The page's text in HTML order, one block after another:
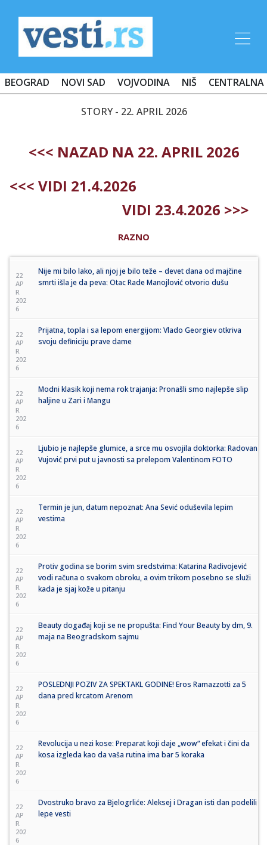
BEOGRAD NOVI SAD VOJVODINA NIŠ CENTRALNA
STORY - 22. APRIL 2026
<<< NAZAD NA 22. APRIL 2026
<<< VIDI 21.4.2026
VIDI 23.4.2026 >>>
RAZNO
22
AP
R
202
6
Nije mi bilo lako, ali njoj je bilo teže – devet dana od majčine
smrti išla je da peva: Otac Rade Manojlović otvorio dušu
22
AP
R
202
6
Prijatna, topla i sa lepom energijom: Vlado Georgiev otkriva
svoju definiciju prave dame
22
AP
R
202
6
Modni klasik koji nema rok trajanja: Pronašli smo najlepše slip
haljine u Zari i Mangu
22
AP
R
202
6
Ljubio je najlepše glumice, a srce mu osvojila doktorka: Radovan
Vujović prvi put u javnosti sa prelepom Valentinom FOTO
22
AP
R
202
6
Termin je jun, datum nepoznat: Ana Sević oduševila lepim
vestima
22
AP
R
202
6
Protiv godina se borim svim sredstvima: Katarina Radivojević
vodi računa o svakom obroku, a ovim trikom posebno se služi
kada je sjaj kože u pitanju
22
AP
R
202
6
Beauty događaj koji se ne propušta: Find Your Beauty by dm, 9.
maja na Beogradskom sajmu
22
AP
R
202
6
POSLEDNJI POZIV ZA SPEKTAKL GODINE! Eros Ramazzotti za 5
dana pred krcatom Arenom
22
AP
R
202
6
Revolucija u nezi kose: Preparat koji daje „wow“ efekat i čini da
kosa izgleda kao da vaša rutina ima bar 5 koraka
22
AP
R
202
6
Dvostruko bravo za Bjelogrliće: Aleksej i Dragan isti dan podelili
lepe vesti